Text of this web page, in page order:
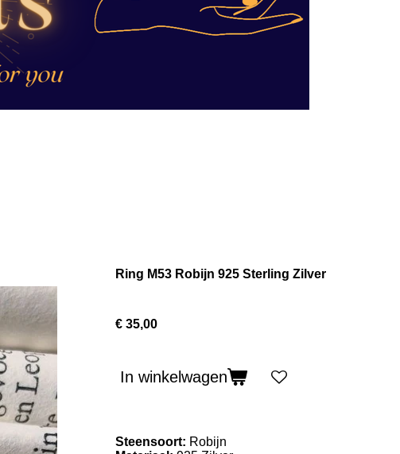
Ring M53 Robijn 925 Sterling Zilver
€ 35,00
In winkelwagen
Steensoort: Robijn